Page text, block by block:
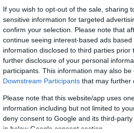
If you wish to opt-out of the sale, sharing
sensitive information for targeted
confirm your selection. Please note that
continue seeing interest-based ads
information disclosed to third parties
further disclosure of your personal
participants. This information may also
Downstream Participants that may further
Please note that this website/app uses
information including but not limited to
deny consent to Google and its third-
in below Google consent section.
Η κ. Φωτεινή
τον πρόεδρο
δράση
όσο μπορεί
Ο κ.
πει «Όλοι